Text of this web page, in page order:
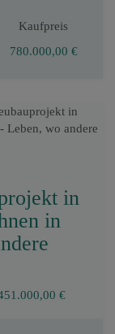
Kaufpreis
780.000,00 €
in
in
€